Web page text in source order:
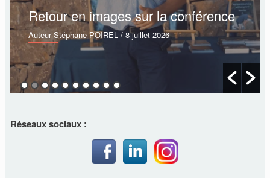
Retour en images sur la conférence
Auteur Stéphane POIREL/ 8 juillet 2026
Réseaux sociaux :